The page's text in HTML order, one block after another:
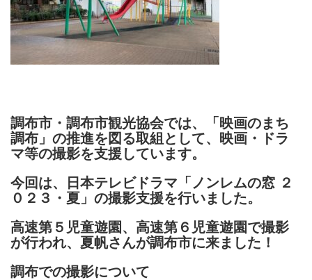
調布市・調布市観光協会では、「映画のまち
調布」の推進を図る取組として、映画・ドラ
マ等の撮影を支援しています。
今回は、日本テレビドラマ「ノンレムの窓 ２
０２３・夏」の撮影支援を行いました。
高速第５児童遊園、高速第６児童遊園で撮影
が行われ、夏帆さんが調布市に来ました！
調布での撮影について